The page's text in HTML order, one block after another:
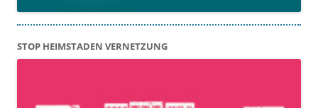
STOP HEIMSTADEN VERNETZUNG